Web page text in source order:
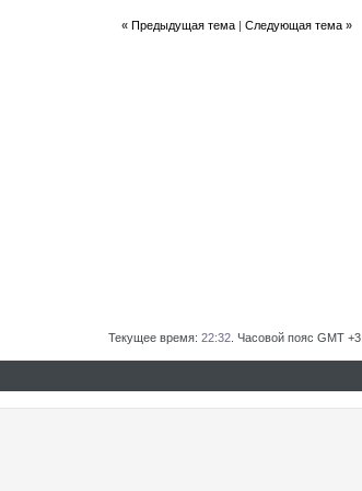
« Предыдущая тема| Следующая тема »
Текущее время: 22:32 . Часовой пояс GMT +3.